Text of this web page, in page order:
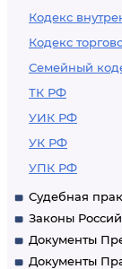
Кодекс
Кодекс
Семейный
ТК РФ
УИК РФ
УК РФ
УПК РФ
Судебная
Законы
Документы
Документы